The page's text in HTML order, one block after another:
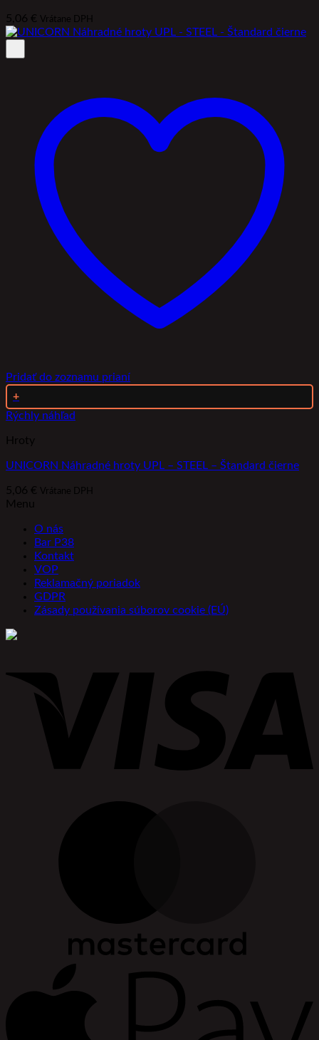
5,06 € Vrátane DPH
Pridať do zoznamu prianí
+
Rýchly náhľad
Hroty
UNICORN Náhradné hroty UPL – STEEL – Štandard čierne
5,06 € Vrátane DPH
Menu
O nás
Bar P38
Kontakt
VOP
Reklamačný poriadok
GDPR
Zásady používania súborov cookie (EÚ)